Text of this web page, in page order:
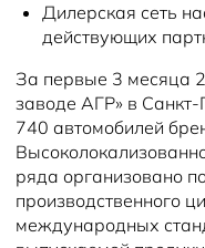
Дилерская сеть
действующих
За первые 3 месяца
заводе АГР» в
740 автомобилей
ряда организовано
производственного
международных